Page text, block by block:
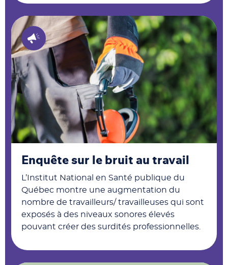
Enquête sur le bruit au travail
L’Institut National en Santé publique du
Québec montre une augmentation du
nombre de travailleurs/ travailleuses qui sont
exposés à des niveaux sonores élevés
pouvant créer des surdités professionnelles.